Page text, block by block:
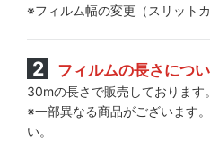
※フィルム幅の変更（スリット
フィルムの長さにつ
30mの長さで販売しております。
※一部異なる商品がございます
い。